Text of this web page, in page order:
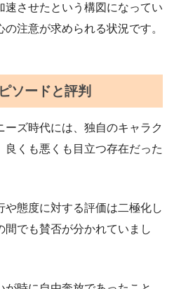
速させたという構図になってい
注意が求められる状況です。
ソードと評判
ーズ時代には、独自のキャラク
良くも悪くも目立つ存在だった
態度に対する評価は二極化し
間でも賛否が分かれていまし